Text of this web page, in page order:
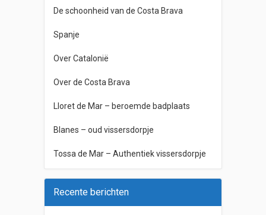
De schoonheid van de Costa Brava
Spanje
Over Catalonië
Over de Costa Brava
Lloret de Mar – beroemde badplaats
Blanes – oud vissersdorpje
Tossa de Mar – Authentiek vissersdorpje
Recente berichten